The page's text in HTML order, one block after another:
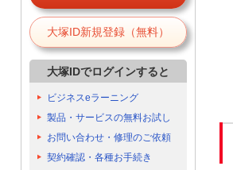
大塚ID新規登録（無料）
大塚IDでログインすると
ビジネスeラーニング
製品・サービスの無料お試し
お問い合わせ・修理のご依頼
契約確認・各種お手続き